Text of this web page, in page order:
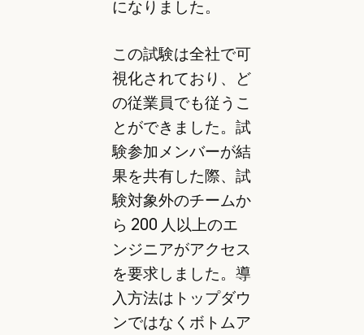
になりました。
この試験は全社で可
視化されており、ど
の従業員でも従うこ
とができました。試
験参加メンバーが結
果を共有した際、試
験対象外のチームか
ら 200 人以上のエ
ンジニアがアクセス
を要求しました。導
入方法はトップダウ
ンではなくボトムア